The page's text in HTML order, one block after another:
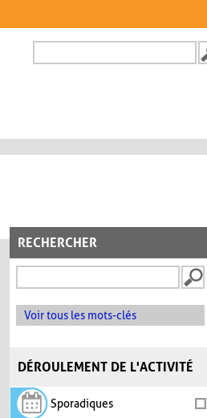
FORMULAIRE DE
RECHERCHER
Voir tous les mots-clés
DÉROULEMENT DE L'ACTIVITÉ
Sporadiques